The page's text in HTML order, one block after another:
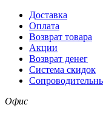
Доставка
Оплата
Возврат товара
Акции
Возврат денег
Система скидок
Офис